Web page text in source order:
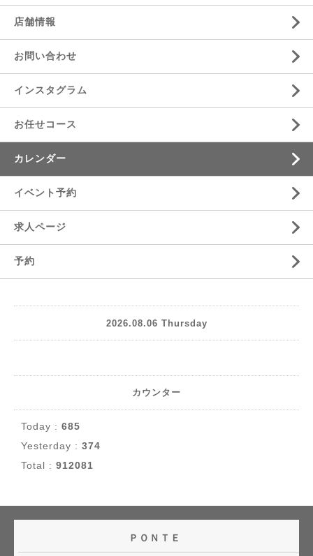
店舗情報
お問い合わせ
インスタグラム
お任せコース
カレンダー
イベント予約
求人ページ
予約
2026.08.06 Thursday
カウンター
Today : 685
Yesterday : 374
Total : 912081
ＰＯＮＴＥ